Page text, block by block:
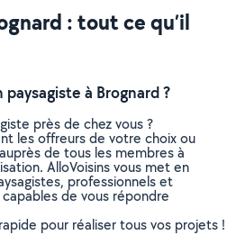
: tout ce qu’il
à Brognard ?
près de chez vous ?
les offreurs de votre choix ou
de tous les membres à
AlloVoisins vous met en
professionnels et
de vous répondre
pour réaliser tous vos projets !